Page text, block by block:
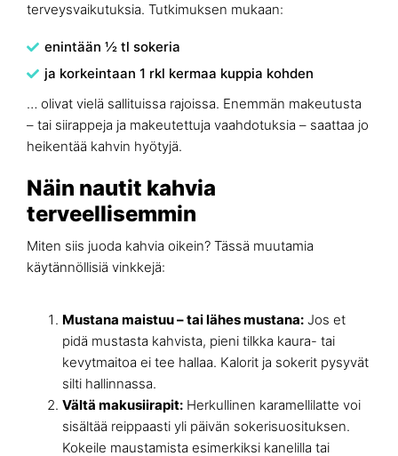
terveysvaikutuksia. Tutkimuksen mukaan:
enintään ½ tl sokeria
ja korkeintaan 1 rkl kermaa kuppia kohden
… olivat vielä sallituissa rajoissa. Enemmän makeutusta
– tai siirappeja ja makeutettuja vaahdotuksia – saattaa jo
heikentää kahvin hyötyjä.
Näin nautit kahvia
terveellisemmin
Miten siis juoda kahvia oikein? Tässä muutamia
käytännöllisiä vinkkejä:
Mustana maistuu – tai lähes mustana: Jos et
pidä mustasta kahvista, pieni tilkka kaura- tai
kevytmaitoa ei tee hallaa. Kalorit ja sokerit pysyvät
silti hallinnassa.
Vältä makusiirapit: Herkullinen karamellilatte voi
sisältää reippaasti yli päivän sokerisuosituksen.
Kokeile maustamista esimerkiksi kanelilla tai